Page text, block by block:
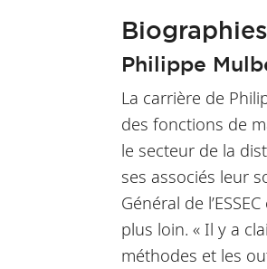
Philippe
La carrière de
des fonctions de
le secteur de la
ses associés leur
Général de
plus loin. « Il y a
méthodes et les